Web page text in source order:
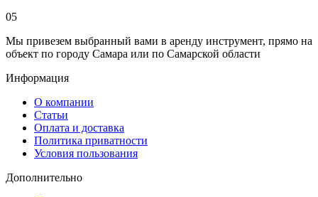
05
Мы привезем выбранный вами в аренду инструмент, прямо на
объект по городу Самара или по Самарской области
Информация
О компании
Статьи
Оплата и доставка
Политика приватности
Условия пользования
Дополнительно